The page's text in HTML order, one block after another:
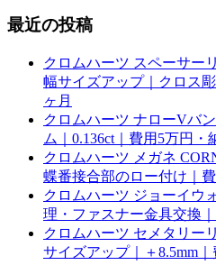
最近の投稿
クロムハーツ スペーサー
幅サイズアップ｜クロス
ヶ月
クロムハーツ ナローVバ
ム｜0.136ct｜費用5万円・
クロムハーツ メガネ
蝶番接合部のロー付け｜
クロムハーツ ジョーイウ
理・ファスナー金具交換
クロムハーツ セメタリー
サイズアップ｜＋8.5mm